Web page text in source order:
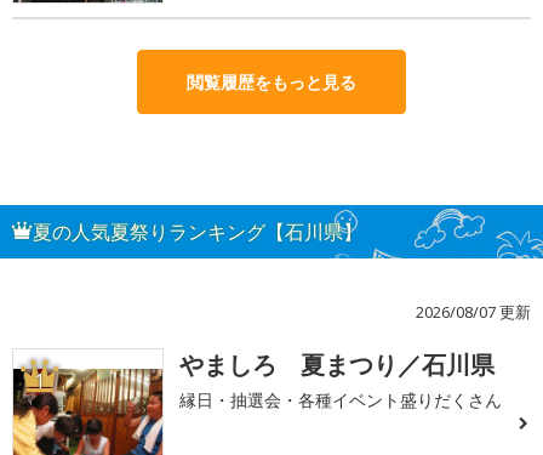
閲覧履歴をもっと見る
夏の人気夏祭りランキング【石川県】
2026/08/07 更新
1 やましろ 夏まつり／石川県
縁日・抽選会・各種イベント盛りだくさん